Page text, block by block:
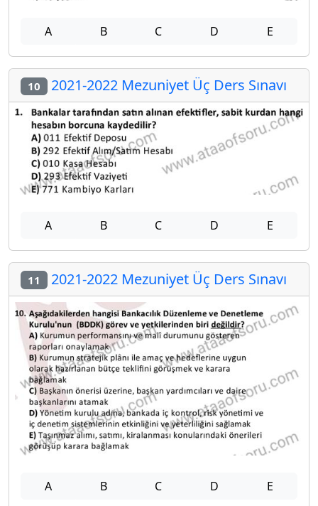
A B C D E
10 2021-2022 Mezuniyet Üç Ders Sınavı
A B C D E
11 2021-2022 Mezuniyet Üç Ders Sınavı
A B C D E